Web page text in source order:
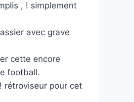
, ! simplement
avec grave
cette encore
football.
rétroviseur pour cet